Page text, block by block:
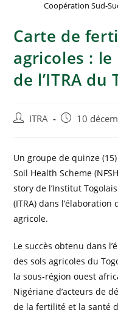
Coopération Sud-
Carte de
agricoles : le
de l’ITRA du
ITRA 10
Un groupe de quinze
Soil Health Scheme
story de l’Institut
(ITRA) dans
agricole.
Le succès obtenu dans
des sols agricoles du
la sous-région ouest
Nigériane d’acteurs de
de la fertilité et la santé